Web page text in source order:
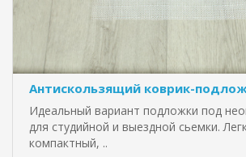
Антискользящий коврик-
Идеальный вариант подложки под
для студийной и выездной сьемки.
компактный, ..